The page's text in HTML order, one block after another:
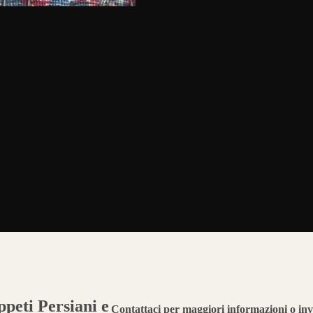
Persiani e Contattaci per maggiori informazioni o